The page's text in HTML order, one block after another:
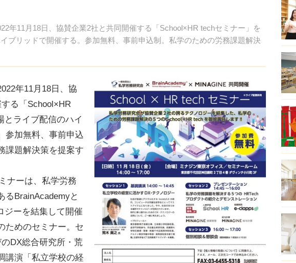
年11月18日、協賛企業2社と共同開催する「School×HR techセミナー」を
ブリッドで開催する。参加無料、事前申込制。私学のための労務課題解決
年11月18日、協
る「School×HR
とライブ配信のハイ
参加無料、事前申込
課題解決策を提案す
ナーは、私学労務
るBrainAcademyと
ジーを結集して開催
ためのセミナー。セ
DX総合研究所・荒
講演「私立学校の経